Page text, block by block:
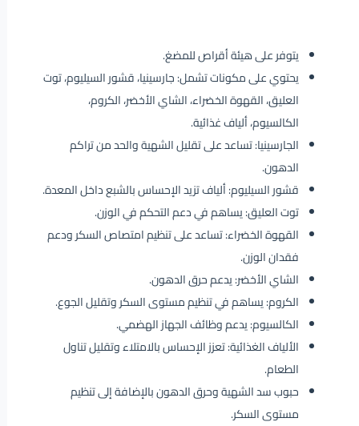
يتوفر على هيئة أقراص للمضغ.
يحتوي على مكونات تشمل: جارسينيا، قشور السيليوم، توت
العليق، القهوة الخضراء، الشاي الأخضر، الكروم،
الكالسيوم، ألياف غذائية.
الجارسينيا: تساعد على تقليل الشهية والحد من تراكم
الدهون.
قشور السيليوم: ألياف تزيد الإحساس بالشبع داخل المعدة.
توت العليق: يساهم في دعم التحكم في الوزن.
القهوة الخضراء: تساعد على تنظيم امتصاص السكر ودعم
فقدان الوزن.
الشاي الأخضر: يدعم حرق الدهون.
الكروم: يساهم في تنظيم مستوى السكر وتقليل الجوع.
الكالسيوم: يدعم وظائف الجهاز الهضمي.
الألياف الغذائية: تعزز الإحساس بالامتلاء وتقليل تناول
الطعام.
حبوب سد الشهية وحرق الدهون بالإضافة إلى تنظيم
مستوى السكر.